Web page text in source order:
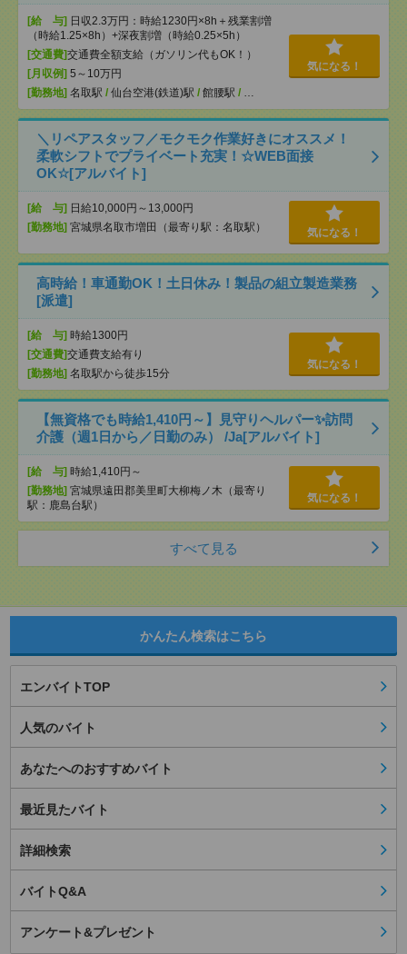
[給 与] 日収2.3万円：時給1230円×8h＋残業割増
（時給1.25×8h）+深夜割増（時給0.25×5h）
[交通費]交通費全額支給（ガソリン代もOK！）
[月収例] 5～10万円
[勤務地] 名取駅 / 仙台空港(鉄道)駅 / 館腰駅 / …
気になる！
＼リペアスタッフ／モクモク作業好きにオススメ！
柔軟シフトでプライベート充実！☆WEB面接
OK☆[アルバイト]
[給 与] 日給10,000円～13,000円
[勤務地] 宮城県名取市増田（最寄り駅：名取駅） 気になる！
高時給！車通勤OK！土日休み！製品の組立製造業務
[派遣]
[給 与] 時給1300円
[交通費]交通費支給有り
[勤務地] 名取駅から徒歩15分
気になる！
【無資格でも時給1,410円～】見守りヘルパー✨訪問
介護（週1日から／日勤のみ） /Ja[アルバイト]
[給 与] 時給1,410円～
[勤務地] 宮城県遠田郡美里町大柳梅ノ木（最寄り
駅：鹿島台駅）
気になる！
すべて見る
かんたん検索はこちら
エンバイトTOP
人気のバイト
あなたへのおすすめバイト
最近見たバイト
詳細検索
バイトQ&A
アンケート&プレゼント